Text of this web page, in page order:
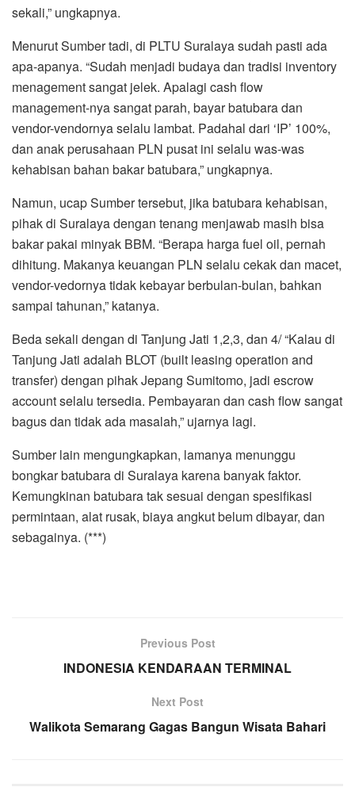
sekali,” ungkapnya.
Menurut Sumber tadi, di PLTU Suralaya sudah pasti ada
apa-apanya. “Sudah menjadi budaya dan tradisi inventory
menagement sangat jelek. Apalagi cash flow
management-nya sangat parah, bayar batubara dan
vendor-vendornya selalu lambat. Padahal dari ‘IP’ 100%,
dan anak perusahaan PLN pusat ini selalu was-was
kehabisan bahan bakar batubara,” ungkapnya.
Namun, ucap Sumber tersebut, jika batubara kehabisan,
pihak di Suralaya dengan tenang menjawab masih bisa
bakar pakai minyak BBM. “Berapa harga fuel oil, pernah
dihitung. Makanya keuangan PLN selalu cekak dan macet,
vendor-vedornya tidak kebayar berbulan-bulan, bahkan
sampai tahunan,” katanya.
Beda sekali dengan di Tanjung Jati 1,2,3, dan 4/ “Kalau di
Tanjung Jati adalah BLOT (built leasing operation and
transfer) dengan pihak Jepang Sumitomo, jadi escrow
account selalu tersedia. Pembayaran dan cash flow sangat
bagus dan tidak ada masalah,” ujarnya lagi.
Sumber lain mengungkapkan, lamanya menunggu
bongkar batubara di Suralaya karena banyak faktor.
Kemungkinan batubara tak sesuai dengan spesifikasi
permintaan, alat rusak, biaya angkut belum dibayar, dan
sebagainya. (***)
Previous Post
INDONESIA KENDARAAN TERMINAL
Next Post
Walikota Semarang Gagas Bangun Wisata Bahari